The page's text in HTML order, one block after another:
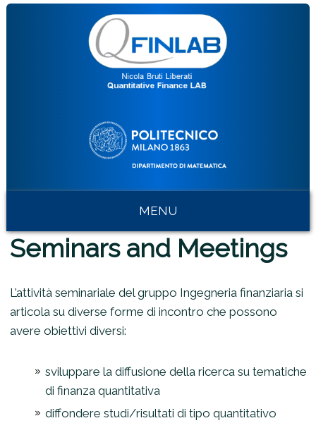
MENU
Seminars and Meetings
L’attività seminariale del gruppo Ingegneria finanziaria si
articola su diverse forme di incontro che possono
avere obiettivi diversi:
sviluppare la diffusione della ricerca su tematiche
di finanza quantitativa
diffondere studi/risultati di tipo quantitativo